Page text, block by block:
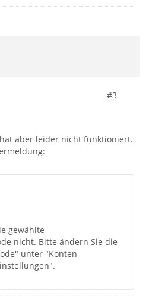
#3
aber leider nicht funktioniert.
gewählte
nicht. Bitte ändern Sie die
unter "Konten-